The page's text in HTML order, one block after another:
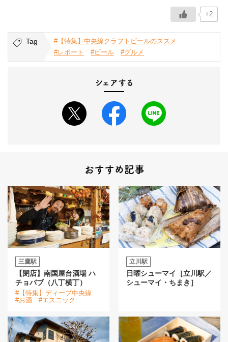
+2
Tag
#【特集】中央線クラフトビールのススメ
#レポート
#ビール #グルメ
シェアする
おすすめ記事
三鷹駅
【閉店】南国屋台酒場 ハ
チョバブ（八丁横丁）
#【特集】ディープ中央線
#お酒
#エスニック
立川駅
日曜シューマイ［立川駅／
シューマイ・ちまき］